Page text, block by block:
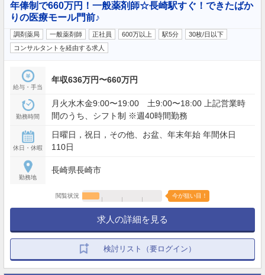
年俸制で660万円！一般薬剤師☆長崎駅すぐ！できたばか
りの医療モール門前♪
調剤薬局 一般薬剤師 正社員 600万以上 駅5分
30枚/日以下
コンサルタントを経由する求人
給与・手当
年収636万円〜660万円
勤務時間
月火水木金9:00〜19:00 土9:00〜18:00 上記営業時
間のうち、シフト制 ※週40時間勤務
休日・休暇
日曜日，祝日，その他、お盆、年末年始 年間休日
110日
勤務地
長崎県長崎市
閲覧状況 今が狙い目！
求人の詳細を見る
検討リスト（要ログイン）